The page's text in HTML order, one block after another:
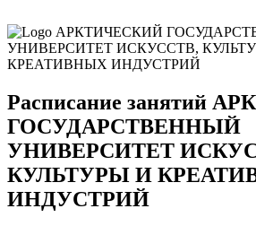
Расписание занятий
ГОСУДАРСТВЕННЫЙ
УНИВЕРСИТЕТ
КУЛЬТУРЫ И
ИНДУСТРИЙ